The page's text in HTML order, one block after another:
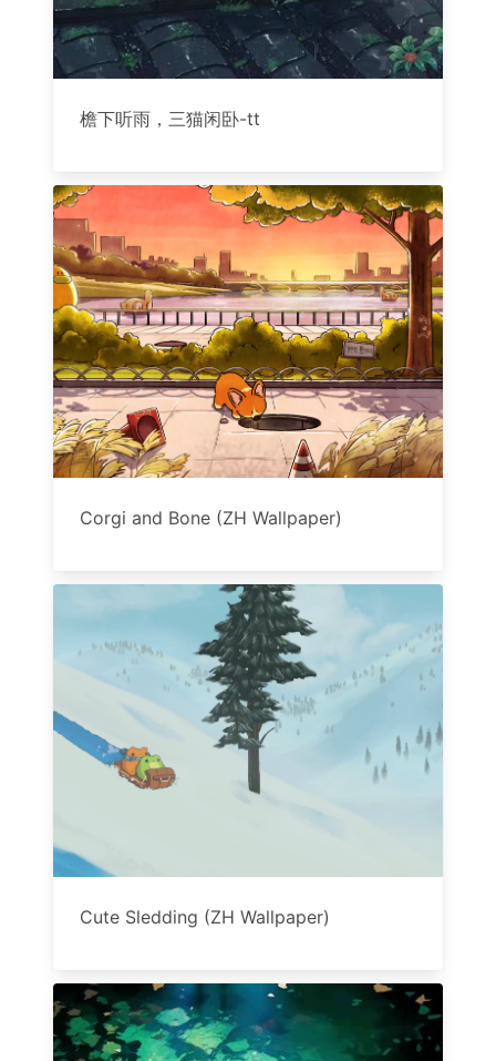
檐下听雨，三猫闲卧-tt
Corgi and Bone (ZH Wallpaper)
Cute Sledding (ZH Wallpaper)